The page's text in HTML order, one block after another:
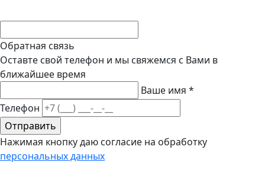
Обратная связь
Оставте свой телефон и мы свяжемся с Вами в
ближайшее время
Ваше имя *
Телефон
Нажимая кнопку даю согласие на обработку
персональных данных